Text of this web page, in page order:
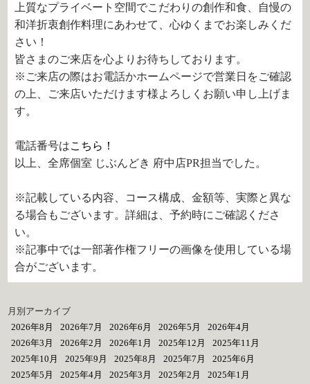
上質なプライベート空間でこだわりの創作和食、自慢の
和洋折衷創作料理にあわせて、心ゆくまでお楽しみくだ
さい！
皆さまのご来店を心よりお待ちしております。
※ご来店の際はお電話かホームページで営業日をご確認
の上、ご来店いただけます様よろしくお願い申し上げま
す。
電話番号はこちら！
以上、全席個室 じぶんどき 府中店PR担当でした。
※記載している内容、コース構成、金額等、実際と異な
る場合もございます。詳細は、予約時にご確認くださ
い。
※記事中では一部著作権フリーの画像を使用している場
合がございます。
月別アーカイブ
2026年8月
2026年7月 2026年6月 2026年5月
2026年4月
2026年3月
2026年2月 2026年1月 2025年12月
2025年11月
2025年10月
2025年9月 2025年8月 2025年7月
2025年6月
2025年5月
2025年4月 2025年3月 2025年2月
2025年1月